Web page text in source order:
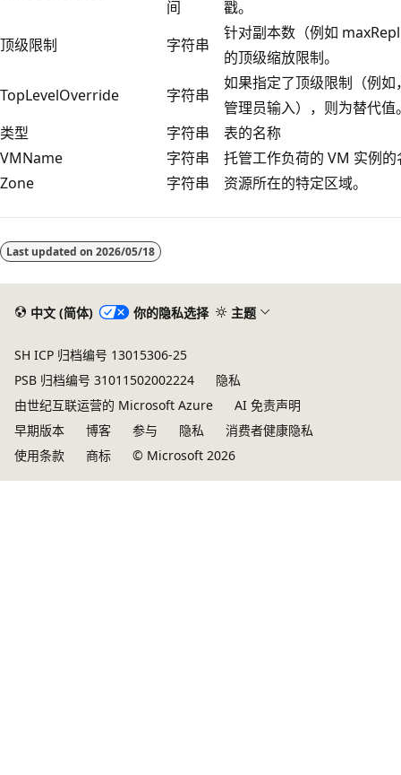
间
戳。
顶级限制
字符串
针对副本数（例如
的顶级缩放限制。
TopLevelOverride
字符串
如果指定了顶级限制（例如
管理员输入），则为替代值
类型
字符串
表的名称
VMName
字符串
托管工作负荷的 VM 实例的
Zone
字符串
资源所在的特定区域。
模
式
Last updated on 2026/05/18
中文 (简体) 你的隐私选择 主题
SH ICP 归档编号 13015306-25
PSB 归档编号 31011502002224
隐私
由世纪互联运营的 Microsoft Azure
AI 免责声明
早期版本
博客 参与 隐私
消费者健康隐私
使用条款
商标 © Microsoft 2026